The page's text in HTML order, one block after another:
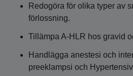
Redogöra för olika typer av
förlossning.
Tillämpa A-HLR hos gravid
Handlägga anestesi och
preeklampsi och